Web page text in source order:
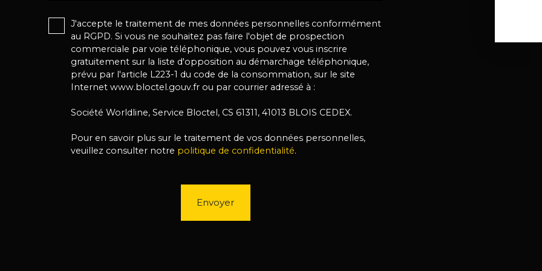
J'accepte le traitement de mes données personnelles conformément
au RGPD. Si vous ne souhaitez pas faire l'objet de prospection
commerciale par voie téléphonique, vous pouvez vous inscrire
gratuitement sur la liste d'opposition au démarchage téléphonique,
prévu par l'article L223-1 du code de la consommation, sur le site
Internet www.bloctel.gouv.fr ou par courrier adressé à :
Société Worldline, Service Bloctel, CS 61311, 41013 BLOIS CEDEX.
Pour en savoir plus sur le traitement de vos données personnelles,
veuillez consulter notre politique de confidentialité.
Envoyer